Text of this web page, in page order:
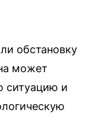
обстановку
может
ситуацию и